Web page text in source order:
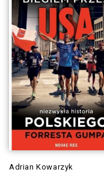
Adrian Kowarzyk